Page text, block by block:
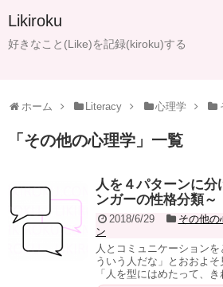
Likiroku
好きなこと(Like)を記録(kiroku)する
ホーム Literacy 心理学
「 その他の心理学 」 一覧
人を４パターンに分
ンガーの性格分類～
2018/6/29 その他の
ン
人とコミュニケーション
ういう人だな」とおおよそ
「人を型にはめたって、